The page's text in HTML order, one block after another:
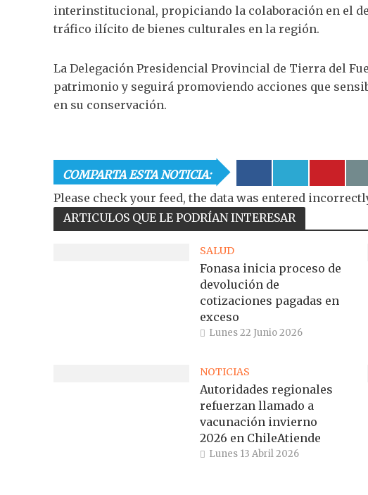
interinstitucional, propiciando la colaboración en el
tráfico ilícito de bienes culturales en la región.
La Delegación Presidencial Provincial de Tierra del
patrimonio y seguirá promoviendo acciones que
en su conservación.
COMPARTA ESTA NOTICIA:
Please check your feed, the data was entered
ARTICULOS QUE LE PODRÍAN INTERESAR
SALUD
Fonasa inicia proceso de
devolución de
cotizaciones pagadas en
exceso
Lunes 22 Junio 2026
NOTICIAS
Autoridades regionales
refuerzan llamado a
vacunación invierno
2026 en ChileAtiende
Lunes 13 Abril 2026